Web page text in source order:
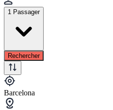
1 Passager
Rechercher
Barcelona